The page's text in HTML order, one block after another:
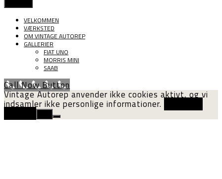
VELKOMMEN
VÆRKSTED
OM VINTAGE AUTOREP
GALLERIER
FIAT UNO
MORRIS MINI
SAAB
Call Now Button
Vintage Autorep anvender ikke cookies aktivt, og vi
indsamler ikke personlige informationer.